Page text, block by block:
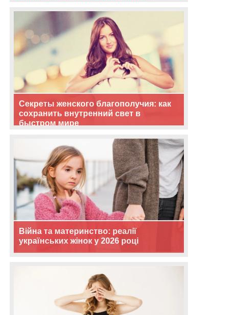
Секреты женского благополучия: как
сохранить внутренний свет в
быстром мире
Війна та материнство: реалії
українських жінок у 2026 році